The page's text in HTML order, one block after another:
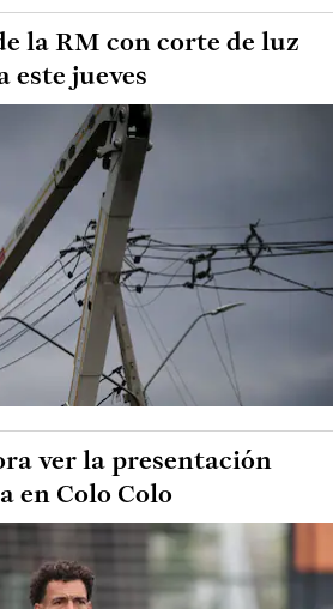
la RM con corte de luz
este jueves
ver la presentación
en Colo Colo